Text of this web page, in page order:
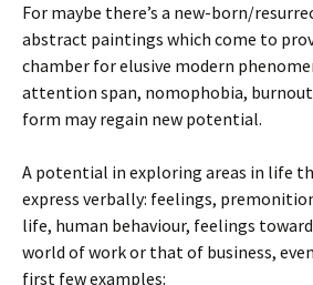
For maybe there’s a new-born/
abstract paintings which come to
chamber for elusive modern
attention span, nomophobia,
form may regain new potential.
A potential in exploring areas in life
express verbally: feelings,
life, human behaviour, feelings
world of work or that of business,
first few examples: